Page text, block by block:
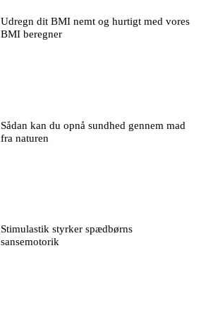
Udregn dit BMI nemt og hurtigt med vores
BMI beregner
Sådan kan du opnå sundhed gennem mad
fra naturen
Stimulastik styrker spædbørns
sansemotorik